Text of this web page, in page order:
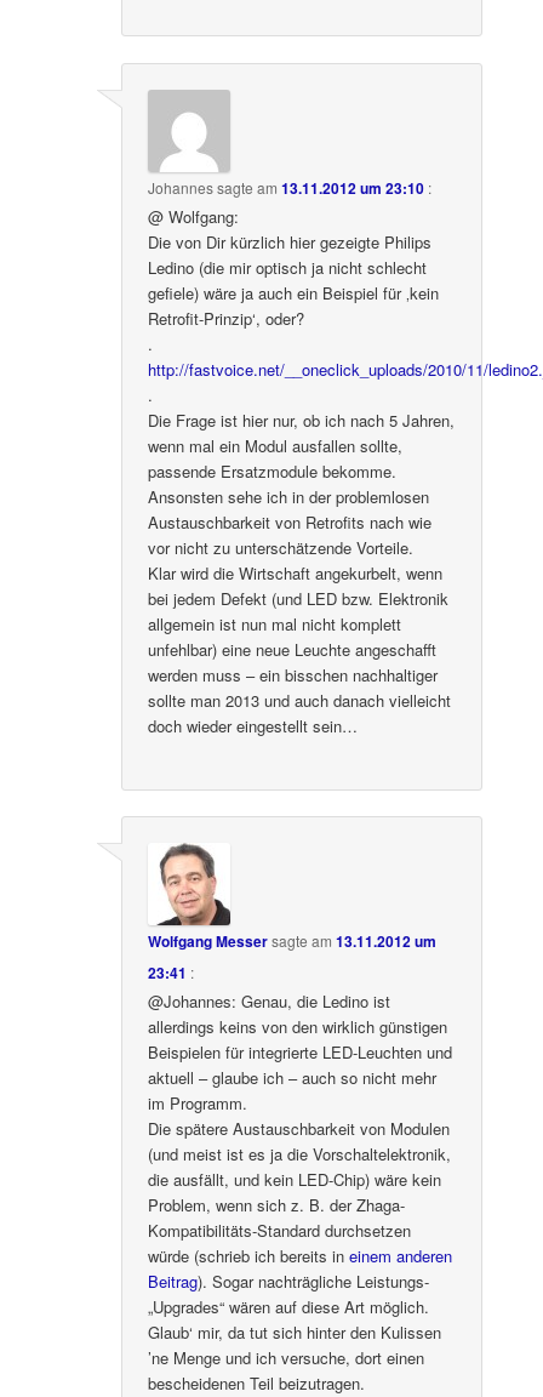
Johannessagte am13.11.2012 um 23:10 :
@ Wolfgang:
Die von Dir kürzlich hier gezeigte Philips
Ledino (die mir optisch ja nicht schlecht
gefiele) wäre ja auch ein Beispiel für ‚kein
Retrofit-Prinzip‘, oder?
.
http://fastvoice.net/__oneclick_uploads/2010/11/
.
Die Frage ist hier nur, ob ich nach 5 Jahren,
wenn mal ein Modul ausfallen sollte,
passende Ersatzmodule bekomme.
Ansonsten sehe ich in der problemlosen
Austauschbarkeit von Retrofits nach wie
vor nicht zu unterschätzende Vorteile.
Klar wird die Wirtschaft angekurbelt, wenn
bei jedem Defekt (und LED bzw. Elektronik
allgemein ist nun mal nicht komplett
unfehlbar) eine neue Leuchte angeschafft
werden muss – ein bisschen nachhaltiger
sollte man 2013 und auch danach vielleicht
doch wieder eingestellt sein…
Wolfgang Messersagte am13.11.2012 um
23:41 :
@Johannes: Genau, die Ledino ist
allerdings keins von den wirklich günstigen
Beispielen für integrierte LED-Leuchten und
aktuell – glaube ich – auch so nicht mehr
im Programm.
Die spätere Austauschbarkeit von Modulen
(und meist ist es ja die Vorschaltelektronik,
die ausfällt, und kein LED-Chip) wäre kein
Problem, wenn sich z. B. der Zhaga-
Kompatibilitäts-Standard durchsetzen
würde (schrieb ich bereits ineinem anderen
Beitrag). Sogar nachträgliche Leistungs-
„Upgrades“ wären auf diese Art möglich.
Glaub‘ mir, da tut sich hinter den Kulissen
’ne Menge und ich versuche, dort einen
bescheidenen Teil beizutragen.